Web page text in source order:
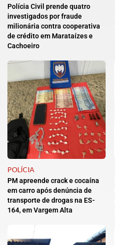
Polícia Civil prende quatro
investigados por fraude
milionária contra cooperativa
de crédito em Marataízes e
Cachoeiro
POLÍCIA
PM apreende crack e cocaína
em carro após denúncia de
transporte de drogas na ES-
164, em Vargem Alta